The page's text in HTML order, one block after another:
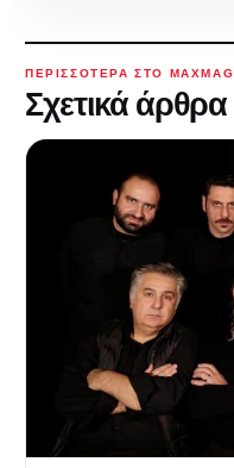
ΠΕΡΙΣΣΌΤΕΡΑ ΣΤΟ MAXMAG
Σχετικά άρθρα